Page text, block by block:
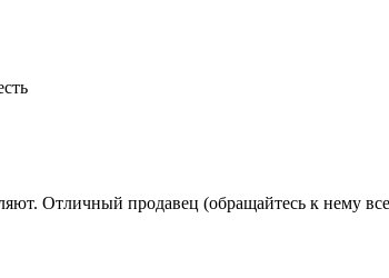
Отличный продавец (обращайтесь к нему